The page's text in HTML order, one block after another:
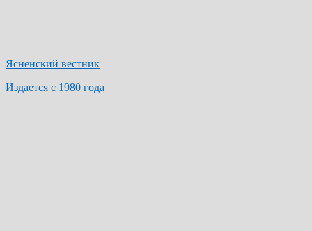
Ясненский вестник
Издается с 1980 года